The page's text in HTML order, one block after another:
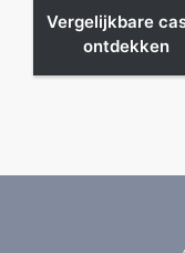
Vergelijkbare
ontdekken